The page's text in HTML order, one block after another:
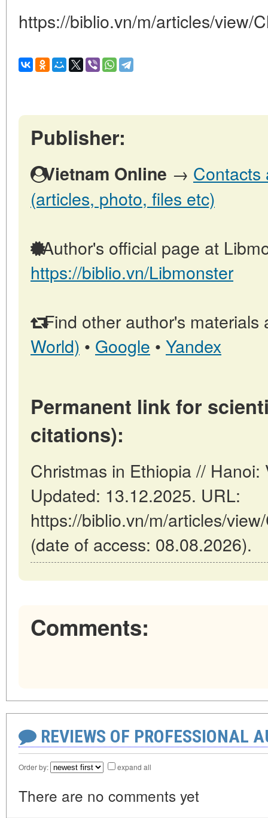
https://biblio.vn/m/articles/view/
Publisher:
Vietnam Online → Contacts
(articles, photo, files etc)
Author's official page at
https://biblio.vn/Libmonster
Find other author's materials
World) • Google • Yandex
Permanent link for
citations):
Christmas in Ethiopia //
Updated: 13.12.2025. URL:
https://biblio.vn/m/articles/
(date of access: 08.08.2026).
Comments:
REVIEWS OF PROFESSIONAL
Order by: expand all
There are no comments yet